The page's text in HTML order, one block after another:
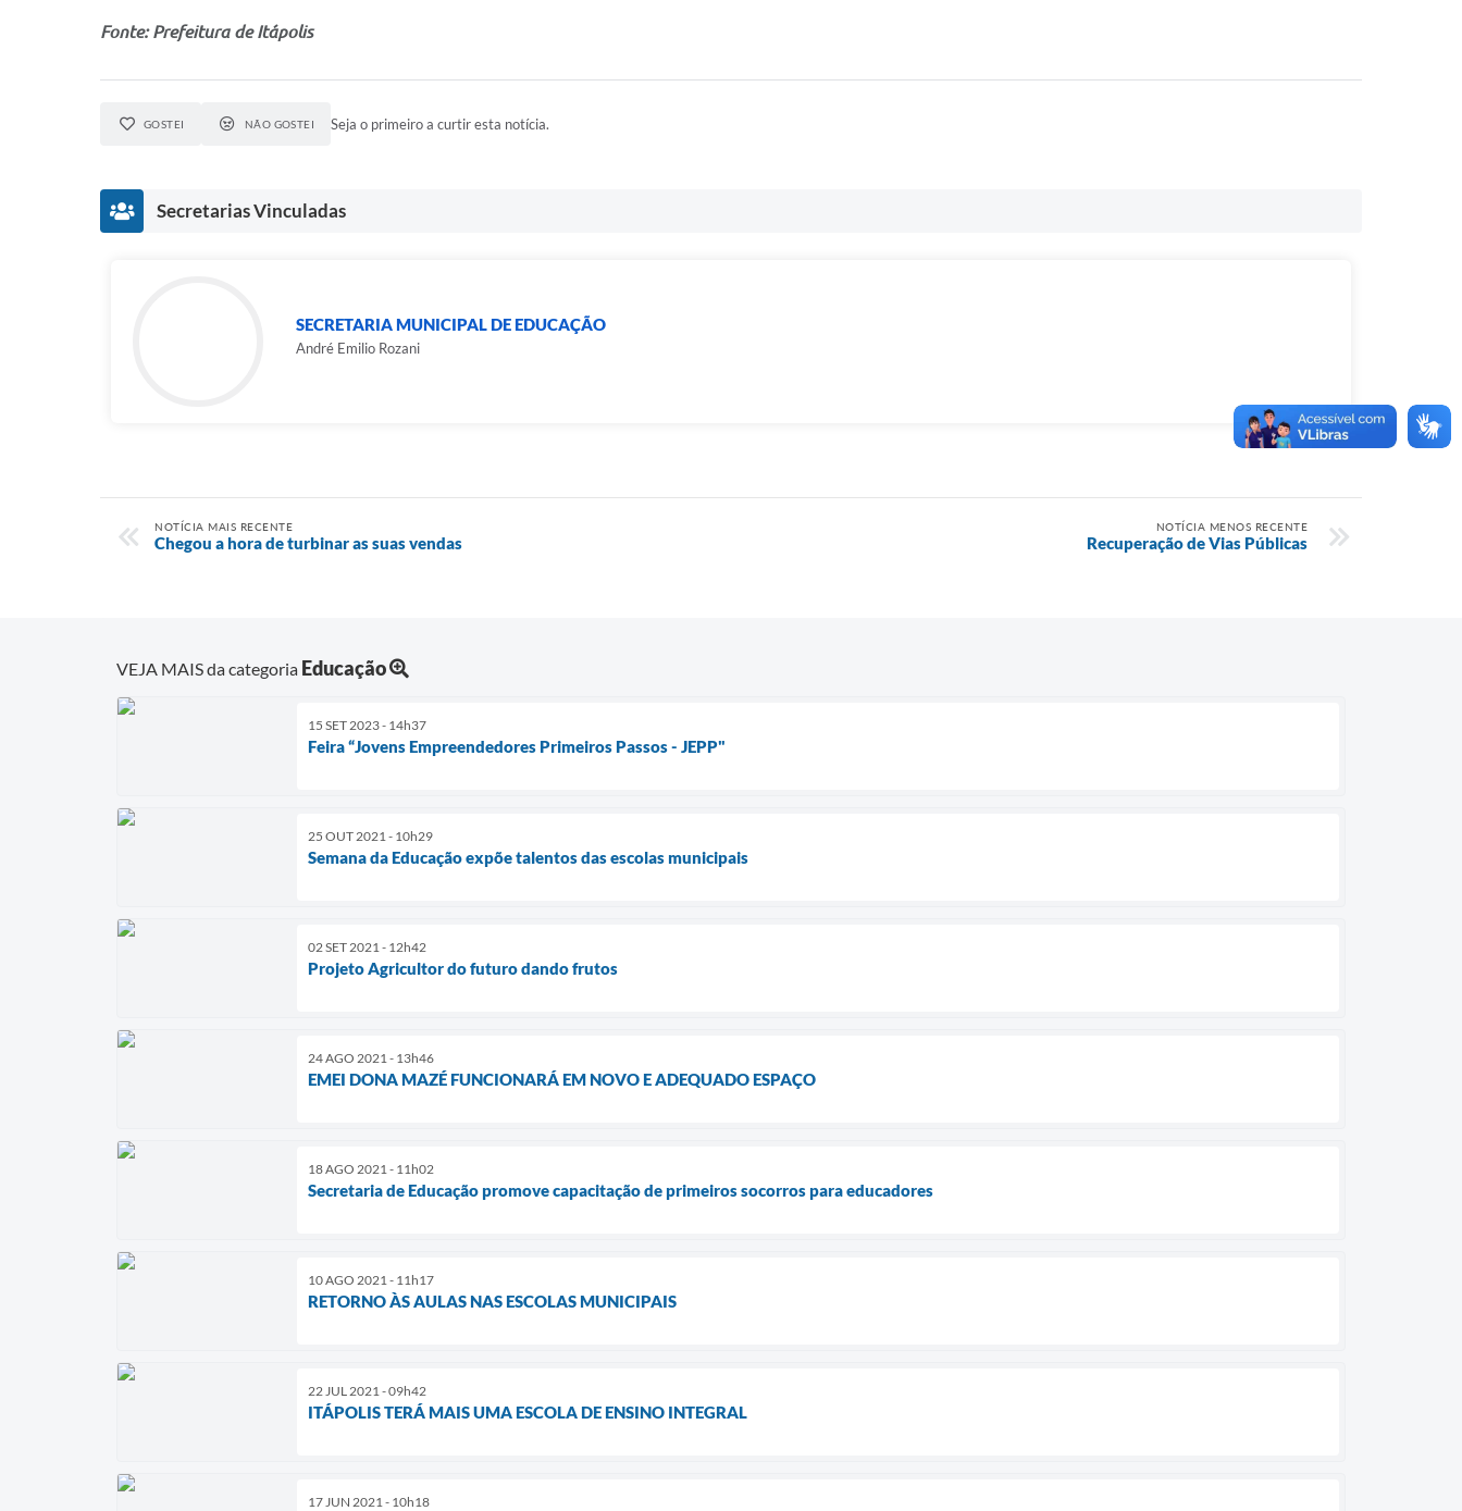
Fonte: Prefeitura de Itápolis
GOSTEI NÃO GOSTEI Seja o primeiro a curtir esta notícia.
Secretarias Vinculadas
SECRETARIA MUNICIPAL DE EDUCAÇÃO
André Emilio Rozani
NOTÍCIA MAIS RECENTE
Chegou a hora de turbinar as suas vendas
NOTÍCIA MENOS RECENTE
Recuperação de Vias Públicas
VEJA MAIS da categoria Educação
15 SET 2023 - 14h37
Feira “Jovens Empreendedores Primeiros Passos - JEPP"
25 OUT 2021 - 10h29
Semana da Educação expõe talentos das escolas municipais
02 SET 2021 - 12h42
Projeto Agricultor do futuro dando frutos
24 AGO 2021 - 13h46
EMEI DONA MAZÉ FUNCIONARÁ EM NOVO E ADEQUADO ESPAÇO
18 AGO 2021 - 11h02
Secretaria de Educação promove capacitação de primeiros socorros para educadores
10 AGO 2021 - 11h17
RETORNO ÀS AULAS NAS ESCOLAS MUNICIPAIS
22 JUL 2021 - 09h42
ITÁPOLIS TERÁ MAIS UMA ESCOLA DE ENSINO INTEGRAL
17 JUN 2021 - 10h18